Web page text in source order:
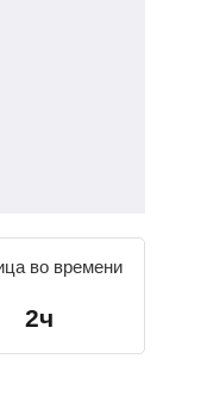
во времени
2ч